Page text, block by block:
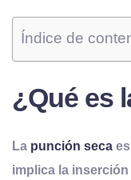
Índice de
¿Qué es
La punción seca
implica la